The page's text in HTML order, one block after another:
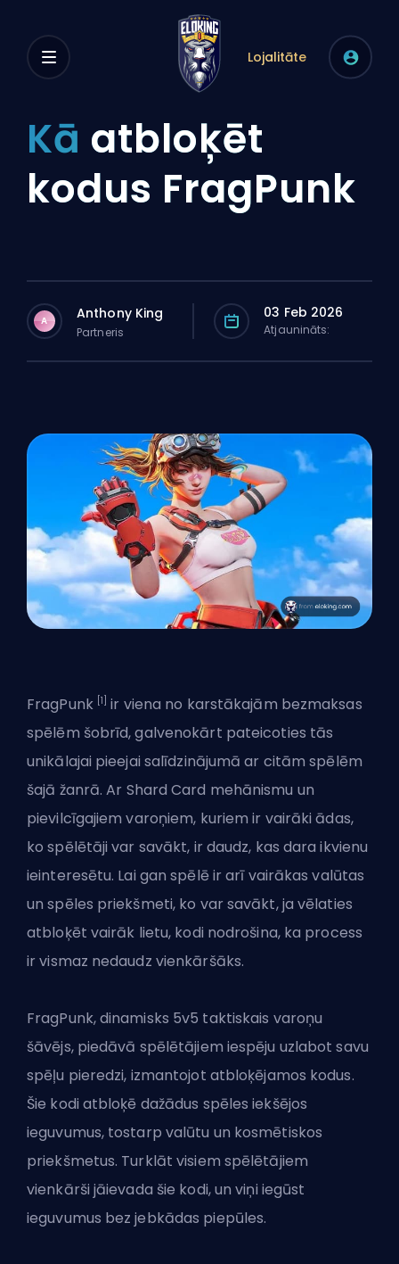
Lojalitāte
Kā atbloķēt
kodus FragPunk
A Anthony King
Partneris
03 Feb 2026
Atjaunināts:
FragPunk [1] ir viena no karstākajām bezmaksas
spēlēm šobrīd, galvenokārt pateicoties tās
unikālajai pieejai salīdzinājumā ar citām spēlēm
šajā žanrā.Ar Shard Card mehānismu un
pievilcīgajiem varoņiem, kuriem ir vairāki ādas,
ko spēlētāji var savākt, ir daudz, kas dara ikvienu
ieinteresētu. Lai gan spēlē ir arī vairākas valūtas
un spēles priekšmeti, ko var savākt, ja vēlaties
atbloķēt vairāk lietu, kodi nodrošina, ka process
ir vismaz nedaudz vienkāršāks.
FragPunk, dinamisks 5v5 taktiskais varoņu
šāvējs, piedāvā spēlētājiem iespēju uzlabot savu
spēļu pieredzi, izmantojot atbloķējamos kodus.
Šie kodi atbloķē dažādus spēles iekšējos
ieguvumus, tostarp valūtu un kosmētiskos
priekšmetus. Turklāt visiem spēlētājiem
vienkārši jāievada šie kodi, un viņi iegūst
ieguvumus bez jebkādas piepūles.